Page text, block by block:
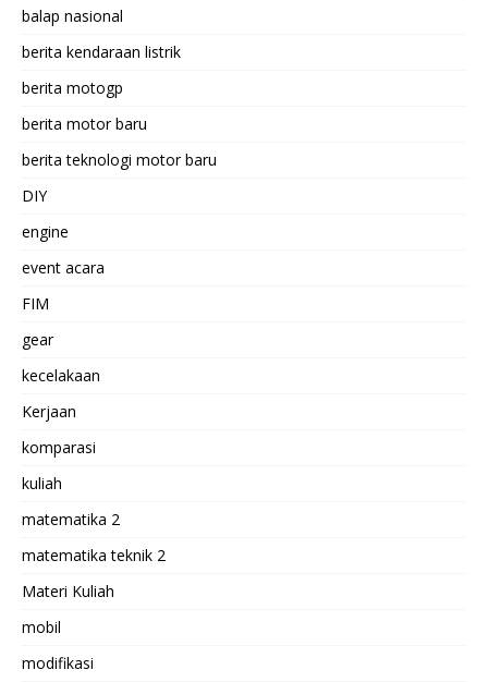
balap nasional
berita kendaraan listrik
berita motogp
berita motor baru
berita teknologi motor baru
DIY
engine
event acara
FIM
gear
kecelakaan
Kerjaan
komparasi
kuliah
matematika 2
matematika teknik 2
Materi Kuliah
mobil
modifikasi